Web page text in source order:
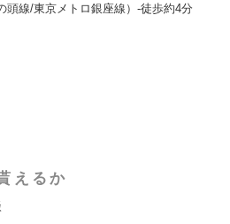
頭線/東京メトロ銀座線）-徒歩約4分
えるか